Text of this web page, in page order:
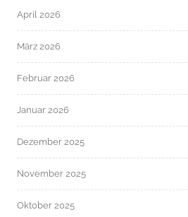
April 2026
März 2026
Februar 2026
Januar 2026
Dezember 2025
November 2025
Oktober 2025